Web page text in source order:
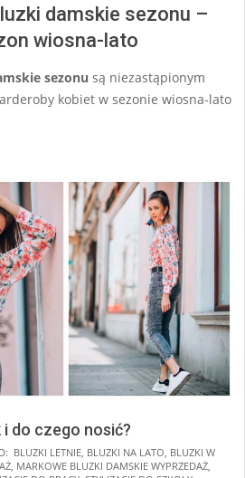
damskie sezonu –
wiosna-lato
sezonu są niezastąpionym
kobiet w sezonie wiosna-lato
do czego nosić?
BLUZKI LETNIE, BLUZKI NA LATO, BLUZKI W
, MARKOWE BLUZKI DAMSKIE WYPRZEDAŻ,